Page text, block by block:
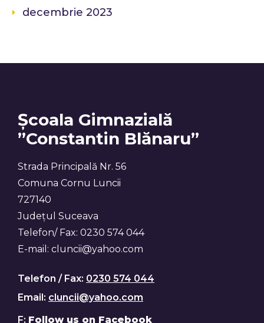
decembrie 2023
Școala Gimnazială
”Constantin Blănaru”
Strada Principală Nr. 56
Comuna Cornu Luncii
727140
Județul Suceava
Telefon/ Fax: 0230 574 044
E-mail: cluncii@yahoo.com
Telefon / Fax: 0230 574 044
Email: cluncii@yahoo.com
F: Follow us on Facebook